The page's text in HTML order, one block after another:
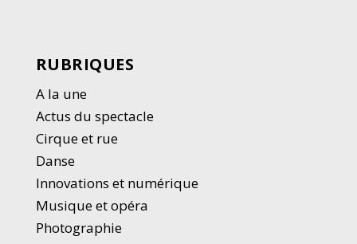
RUBRIQUES
A la une
Actus du spectacle
Cirque et rue
Danse
Innovations et numérique
Musique et opéra
Photographie